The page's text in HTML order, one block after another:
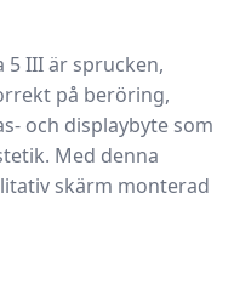
5 III är sprucken,
på beröring,
och displaybyte som
Med denna
skärm monterad